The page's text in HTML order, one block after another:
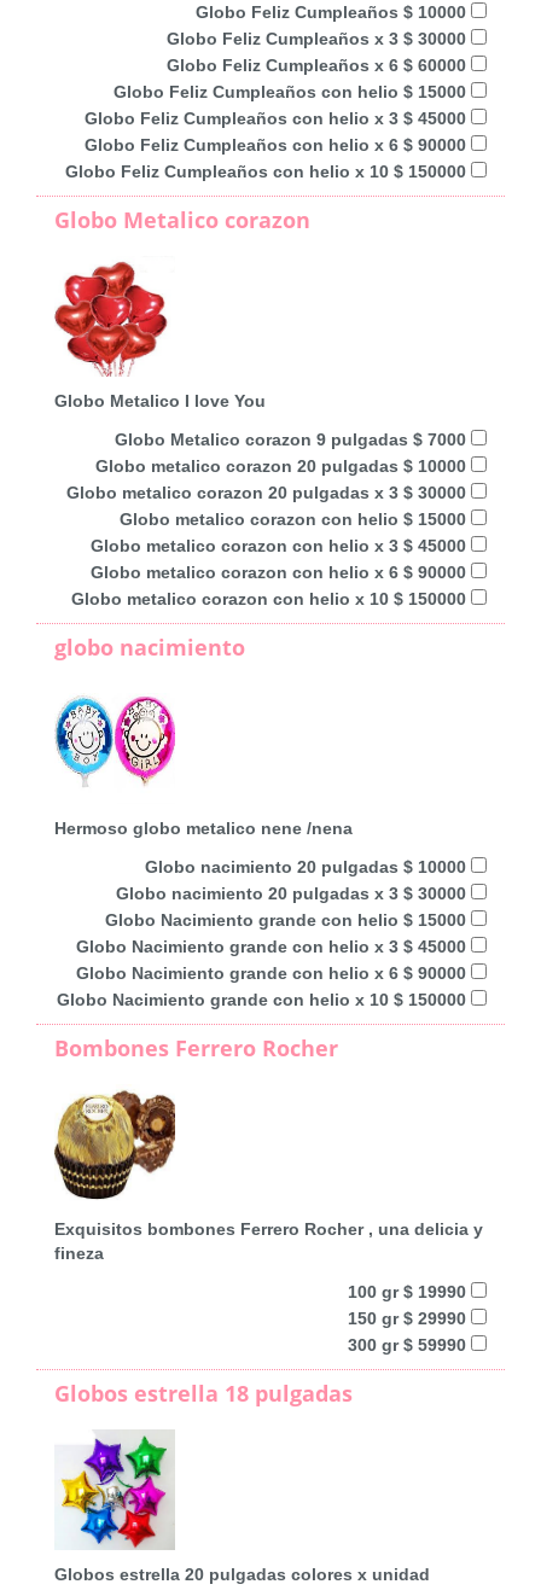
Globo Feliz Cumpleaños $ 10000
Globo Feliz Cumpleaños x 3 $ 30000
Globo Feliz Cumpleaños x 6 $ 60000
Globo Feliz Cumpleaños con helio $ 15000
Globo Feliz Cumpleaños con helio x 3 $ 45000
Globo Feliz Cumpleaños con helio x 6 $ 90000
Globo Feliz Cumpleaños con helio x 10 $ 150000
Globo Metalico corazon
Globo Metalico I love You
Globo Metalico corazon 9 pulgadas $ 7000
Globo metalico corazon 20 pulgadas $ 10000
Globo metalico corazon 20 pulgadas x 3 $ 30000
Globo metalico corazon con helio $ 15000
Globo metalico corazon con helio x 3 $ 45000
Globo metalico corazon con helio x 6 $ 90000
Globo metalico corazon con helio x 10 $ 150000
globo nacimiento
Hermoso globo metalico nene /nena
Globo nacimiento 20 pulgadas $ 10000
Globo nacimiento 20 pulgadas x 3 $ 30000
Globo Nacimiento grande con helio $ 15000
Globo Nacimiento grande con helio x 3 $ 45000
Globo Nacimiento grande con helio x 6 $ 90000
Globo Nacimiento grande con helio x 10 $ 150000
Bombones Ferrero Rocher
Exquisitos bombones Ferrero Rocher , una delicia y
fineza
100 gr $ 19990
150 gr $ 29990
300 gr $ 59990
Globos estrella 18 pulgadas
Globos estrella 20 pulgadas colores x unidad